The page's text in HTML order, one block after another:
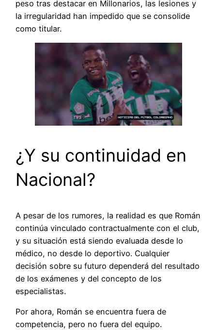
peso tras destacar en Millonarios, las lesiones y
la irregularidad han impedido que se consolide
como titular.
¿Y su continuidad en
Nacional?
A pesar de los rumores, la realidad es que Román
continúa vinculado contractualmente con el club,
y su situación está siendo evaluada desde lo
médico, no desde lo deportivo. Cualquier
decisión sobre su futuro dependerá del resultado
de los exámenes y del concepto de los
especialistas.
Por ahora, Román se encuentra fuera de
competencia, pero no fuera del equipo.